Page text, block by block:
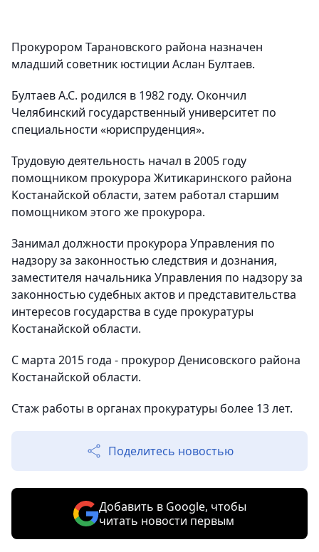
Прокурором Тарановского района назначен
младший советник юстиции Аслан Бултаев.
Бултаев А.С. родился в 1982 году. Окончил
Челябинский государственный университет по
специальности «юриспруденция».
Трудовую деятельность начал в 2005 году
помощником прокурора Житикаринского района
Костанайской области, затем работал старшим
помощником этого же прокурора.
Занимал должности прокурора Управления по
надзору за законностью следствия и дознания,
заместителя начальника Управления по надзору за
законностью судебных актов и представительства
интересов государства в суде прокуратуры
Костанайской области.
С марта 2015 года - прокурор Денисовского района
Костанайской области.
Стаж работы в органах прокуратуры более 13 лет.
Поделитесь новостью
Добавить в Google, чтобы
читать новости первым